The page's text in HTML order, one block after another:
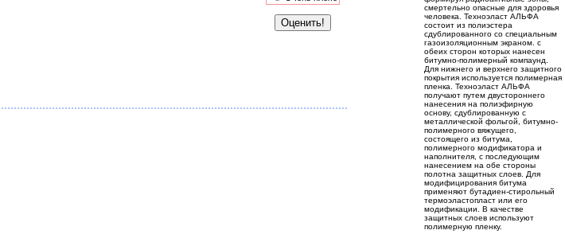
смертельно опасные для здоровья
человека. Техноэласт АЛЬФА
состоит из полиэстера
сдублированного со специальным
газоизоляционным экраном. с
обеих сторон которых нанесен
битумно-полимерный компаунд.
Для нижнего и верхнего защитного
покрытия используется полимерная
пленка. Техноэласт АЛЬФА
получают путем двустороннего
нанесения на полиэфирную
основу, сдублированную с
металлической фольгой, битумно-
полимерного вяжущего,
состоящего из битума,
полимерного модификатора и
наполнителя, с последующим
нанесением на обе стороны
полотна защитных слоев. Для
модифицирования битума
применяют бутадиен-стирольный
термоэластопласт или его
модификации. В качестве
защитных слоев используют
полимерную пленку.